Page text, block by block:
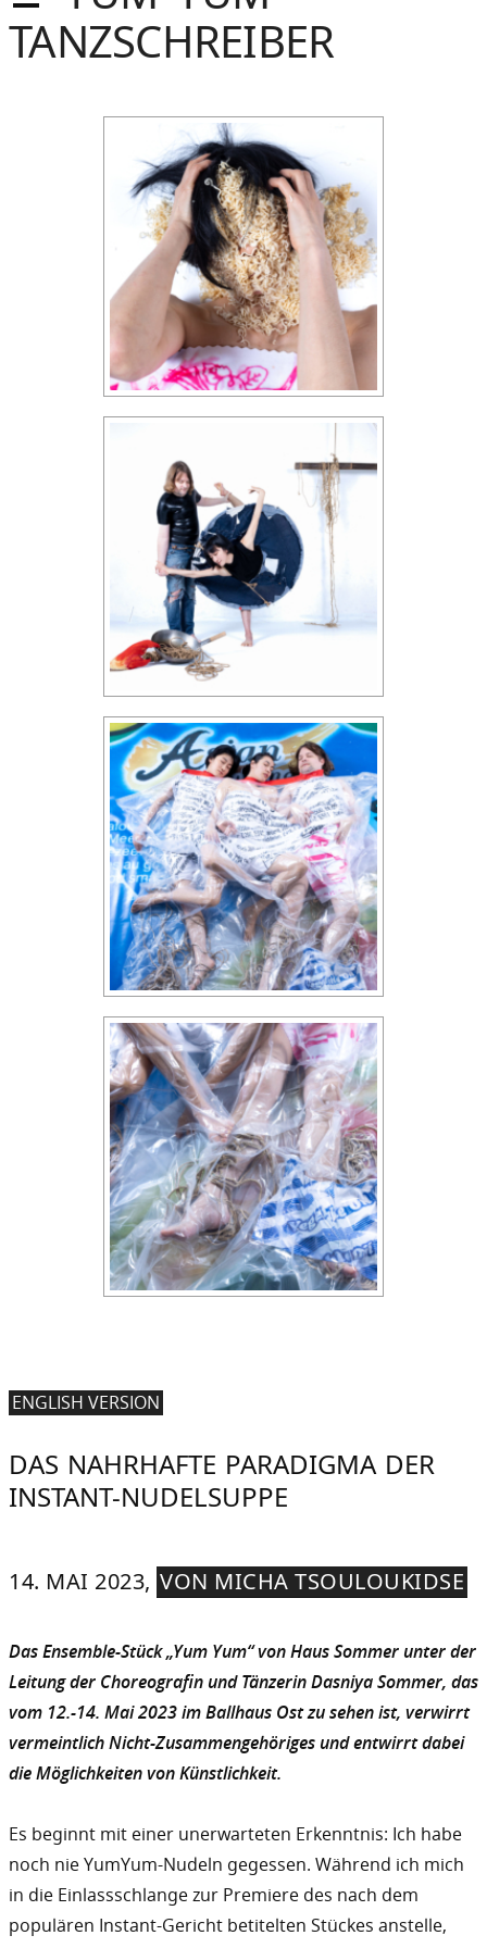
Sommer
TANZSCHREIBER
ENGLISH VERSION
DAS NAHRHAFTE PARADIGMA DER
INSTANT-NUDELSUPPE
14. MAI 2023, VON MICHA TSOULOUKIDSE
Das Ensemble-Stück „Yum Yum“ von Haus Sommer unter der
Leitung der Choreografin und Tänzerin Dasniya Sommer, das
vom 12.-14. Mai 2023 im Ballhaus Ost zu sehen ist, verwirrt
vermeintlich Nicht-Zusammengehöriges und entwirrt dabei
die Möglichkeiten von Künstlichkeit.
Es beginnt mit einer unerwarteten Erkenntnis: Ich habe
noch nie YumYum-Nudeln gegessen. Während ich mich
in die Einlassschlange zur Premiere des nach dem
populären Instant-Gericht betitelten Stückes anstelle,